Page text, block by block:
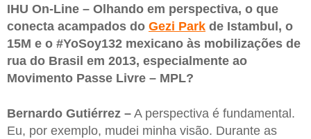
IHU On-Line – Olhando em perspectiva, o que
conecta acampados do Gezi Park de Istambul, o
15M e o #YoSoy132 mexicano às mobilizações de
rua do Brasil em 2013, especialmente ao
Movimento Passe Livre – MPL?
Bernardo Gutiérrez – A perspectiva é fundamental.
Eu, por exemplo, mudei minha visão. Durante as